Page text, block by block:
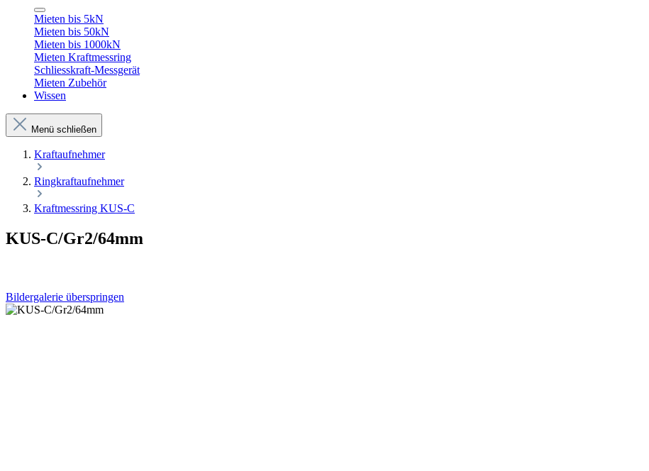
Mieten bis 5kN
Mieten bis 50kN
Mieten bis 1000kN
Mieten Kraftmessring
Schliesskraft-Messgerät
Mieten Zubehör
Wissen
Menü schließen
Kraftaufnehmer
Ringkraftaufnehmer
Kraftmessring KUS-C
KUS-C/Gr2/64mm
Bildergalerie überspringen